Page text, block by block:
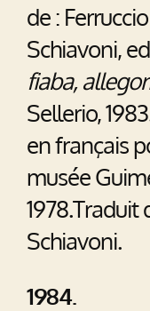
de :
Schiavoni,
fiaba,
Sellerio,
en français
musée
1978.Traduit
Schiavoni.
1984.